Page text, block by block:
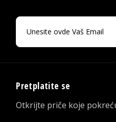
Pretplatite se
Otkrijte priče koje